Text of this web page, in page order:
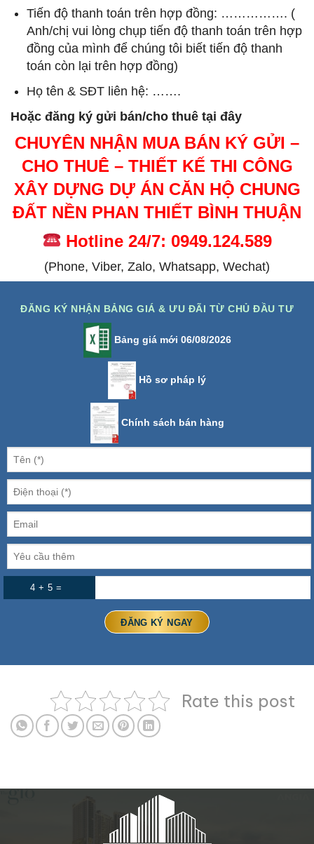
Tiến độ thanh toán trên hợp đồng: ……………. (
Anh/chị vui lòng chụp tiến độ thanh toán trên hợp
đồng của mình để chúng tôi biết tiến độ thanh
toán còn lại trên hợp đồng)
Họ tên & SĐT liên hệ: …….
Hoặc đăng ký gửi bán/cho thuê tại đây
CHUYÊN NHẬN MUA BÁN KÝ GỬI –
CHO THUÊ – THIẾT KẾ THI CÔNG
XÂY DỰNG DỰ ÁN CĂN HỘ CHUNG
ĐẤT NỀN PHAN THIẾT BÌNH THUẬN
Hotline 24/7: 0949.124.589
(Phone, Viber, Zalo, Whatsapp, Wechat)
ĐĂNG KÝ NHẬN BẢNG GIÁ & ƯU ĐÃI TỪ CHỦ ĐẦU TƯ
Bảng giá mới 06/08/2026
Hồ sơ pháp lý
Chính sách bán hàng
4 + 5 =
Rate this post